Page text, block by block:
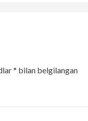
* bilan belgilangan